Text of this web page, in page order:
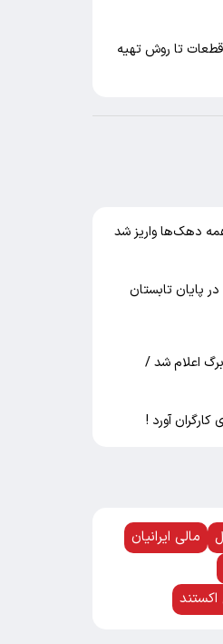
قطعات تا روش تهیه
مرداد 1405 برای همه دهک‌ها واریز شد
پایان تابستان
اعلام شد /
آورد !
مالی ایرانیان